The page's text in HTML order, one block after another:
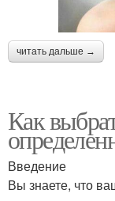
читать дальше →
Как
Введение
Вы знаете, что